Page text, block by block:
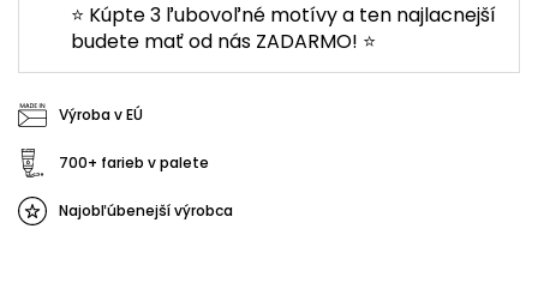
⭐ Kúpte 3 ľubovoľné motívy a ten najlacnejší
budete mať od nás ZADARMO! ⭐
Výroba v EÚ
700+ farieb v palete
Najobľúbenejší výrobca